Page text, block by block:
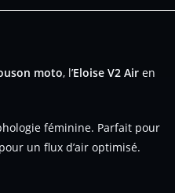
moto, l’Eloise V2 Air en
féminine. Parfait pour
un flux d’air optimisé.